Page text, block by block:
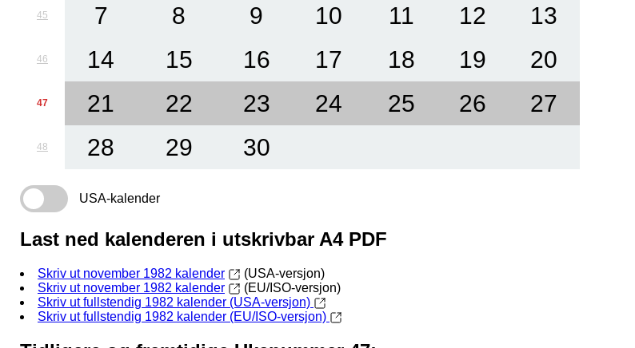
45 7 8 9 10 11 12 13
46 14 15 16 17 18 19 20
47 21 22 23 24 25 26 27
48 28 29 30
USA-kalender
Last ned kalenderen i utskrivbar A4 PDF
Skriv ut november 1982 kalender
(USA-versjon)
Skriv ut november 1982 kalender
(EU/ISO-versjon)
Skriv ut fullstendig 1982 kalender (USA-versjon)
Skriv ut fullstendig 1982 kalender (EU/ISO-versjon)